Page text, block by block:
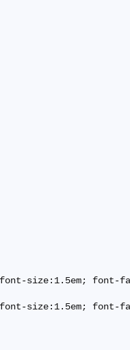
size:1.5em;
size:1.5em; font-